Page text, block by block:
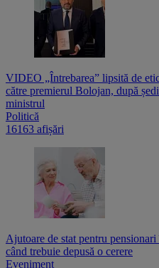
VIDEO „Întrebarea” lipsită de
către premierul Bolojan, după
ministrul
Politică
16163 afișări
Ajutoare de stat pentru
când trebuie depusă o cerere
Eveniment